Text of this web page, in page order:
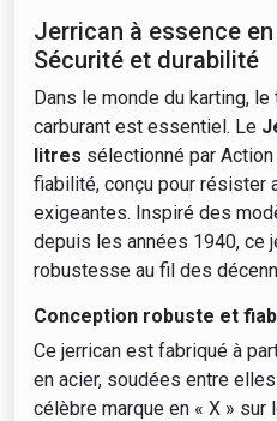
Jerrican à essence
Sécurité et durabilité
Dans le monde du karting,
carburant est essentiel. Le
litres sélectionné par
fiabilité, conçu pour résister
exigeantes. Inspiré des
depuis les années 1940, ce
robustesse au fil des
Conception robuste et
Ce jerrican est fabriqué à
en acier, soudées entre
célèbre marque en « X »